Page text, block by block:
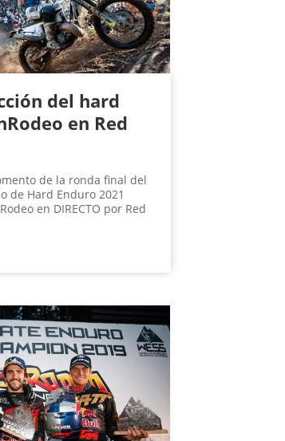
del hard
en Red
de la ronda final del
de Hard Enduro 2021
en DIRECTO por Red